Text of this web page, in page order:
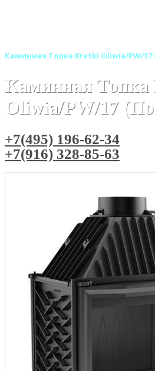
Каминная Топка Kratki Oliwia/PW/
Каминная
Oliwia/PW/17
+7(495) 196-62-34
+7(916) 328-85-63